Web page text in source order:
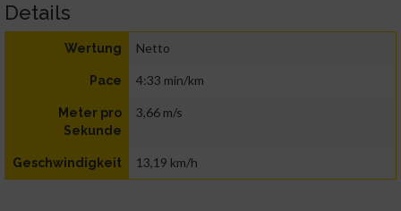
Details
Wertung Netto
Pace 4:33 min/km
Meter pro
Sekunde
3,66 m/s
Geschwindigkeit 13,19 km/h